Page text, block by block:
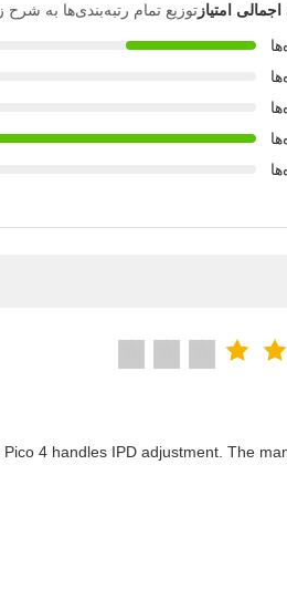
امتیاز توزیع تمام رتبه‌بندی‌ها به
Pico 4 handles IPD adjustment. The